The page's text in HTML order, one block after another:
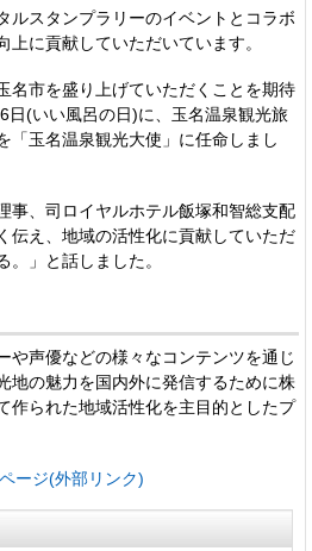
ルスタンプラリーのイベントとコラボ
に貢献していただいています。
名市を盛り上げていただくことを期待
日(いい風呂の日)に、玉名温泉観光旅
「玉名温泉観光大使」に任命しまし
事、司ロイヤルホテル飯塚和智総支配
伝え、地域の活性化に貢献していただ
。」と話しました。
や声優などの様々なコンテンツを通じ
地の魅力を国内外に発信するために株
作られた地域活性化を主目的としたプ
ージ(外部リンク)